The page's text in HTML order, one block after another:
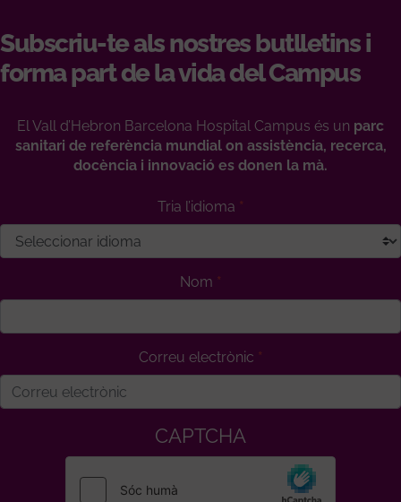
Subscriu-te als nostres butlletins i
forma part de la vida del Campus
El Vall d’Hebron Barcelona Hospital Campus és un parc
sanitari de referència mundial on assistència, recerca,
docència i innovació es donen la mà.
Tria l’idioma
Nom
Correu electrònic
CAPTCHA